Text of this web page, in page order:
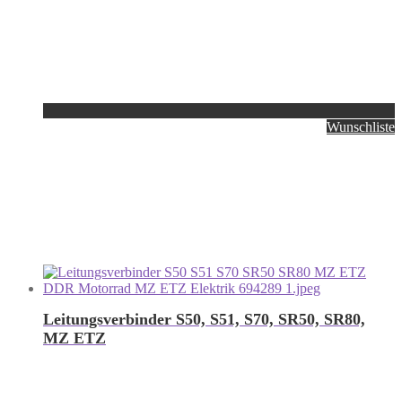
Wunschliste
Leitungsverbinder S50, S51, S70, SR50, SR80,
MZ ETZ